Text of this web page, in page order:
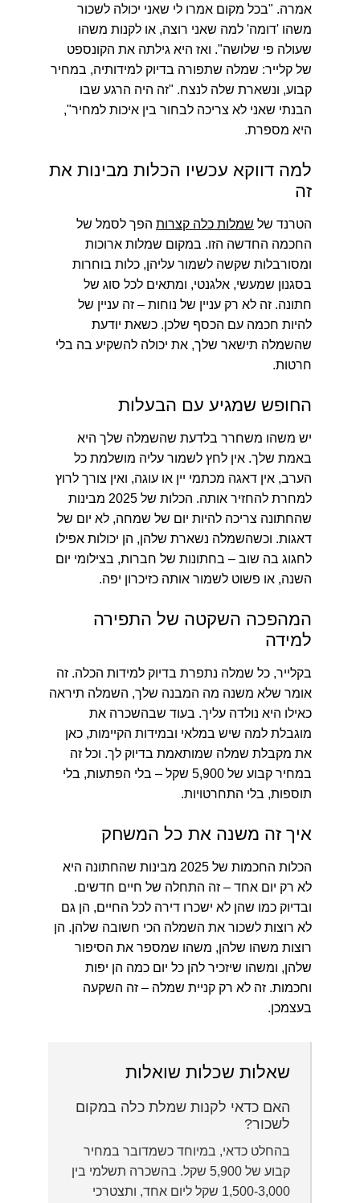
אמרה. "בכל מקום אמרו לי שאני יכולה לשכור
משהו 'דומה' למה שאני רוצה, או לקנות משהו
שעולה פי שלושה". ואז היא גילתה את הקונספט
של קלייר: שמלה שתפורה בדיוק למידותיה, במחיר
קבוע, ונשארת שלה לנצח. "זה היה הרגע שבו
הבנתי שאני לא צריכה לבחור בין איכות למחיר",
היא מספרת.
למה דווקא עכשיו הכלות מבינות את
זה
הטרנד של שמלות כלה קצרות הפך לסמל של
החכמה החדשה הזו. במקום שמלות ארוכות
ומסורבלות שקשה לשמור עליהן, כלות בוחרות
בסגנון שמעשי, אלגנטי, ומתאים לכל סוג של
חתונה. זה לא רק עניין של נוחות – זה עניין של
להיות חכמה עם הכסף שלכן. כשאת יודעת
שהשמלה תישאר שלך, את יכולה להשקיע בה בלי
חרטות.
החופש שמגיע עם הבעלות
יש משהו משחרר בלדעת שהשמלה שלך היא
באמת שלך. אין לחץ לשמור עליה מושלמת כל
הערב, אין דאגה מכתמי יין או עוגה, ואין צורך לרוץ
למחרת להחזיר אותה. הכלות של 2025 מבינות
שהחתונה צריכה להיות יום של שמחה, לא יום של
דאגות. וכשהשמלה נשארת שלהן, הן יכולות אפילו
לחגוג בה שוב – בחתונות של חברות, בצילומי יום
השנה, או פשוט לשמור אותה כזיכרון יפה.
המהפכה השקטה של התפירה
למידה
בקלייר, כל שמלה נתפרת בדיוק למידות הכלה. זה
אומר שלא משנה מה המבנה שלך, השמלה תיראה
כאילו היא נולדה עליך. בעוד שבהשכרה את
מוגבלת למה שיש במלאי ובמידות הקיימות, כאן
את מקבלת שמלה שמותאמת בדיוק לך. וכל זה
במחיר קבוע של 5,900 שקל – בלי הפתעות, בלי
תוספות, בלי התחרטויות.
איך זה משנה את כל המשחק
הכלות החכמות של 2025 מבינות שהחתונה היא
לא רק יום אחד – זה התחלה של חיים חדשים.
ובדיוק כמו שהן לא ישכרו דירה לכל החיים, הן גם
לא רוצות לשכור את השמלה הכי חשובה שלהן. הן
רוצות משהו שלהן, משהו שמספר את הסיפור
שלהן, ומשהו שיזכיר להן כל יום כמה הן יפות
וחכמות. זה לא רק קניית שמלה – זה השקעה
בעצמכן.
שאלות שכלות שואלות
האם כדאי לקנות שמלת כלה במקום
לשכור?
בהחלט כדאי, במיוחד כשמדובר במחיר
קבוע של 5,900 שקל. בהשכרה תשלמי בין
1,500-3,000 שקל ליום אחד, ותצטרכי